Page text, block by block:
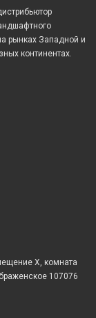
рынках Западной и
континентах.
X, комната
107076